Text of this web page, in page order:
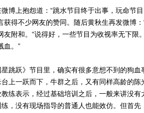
上抱怨道：“跳水节目终于出事，玩命节目
得不少网友的赞同。随后黄秋生再发微博
附和。“说得好，一些节目为收视率无下限
血。”
跃》节目里，确实有很多意想不到的狗血
上一跃而下，牛群之后，又有同样高龄的陈
练表示，经过基础培训之后，一般来讲没有
，没有现场指导的普通人也能效仿。但首先